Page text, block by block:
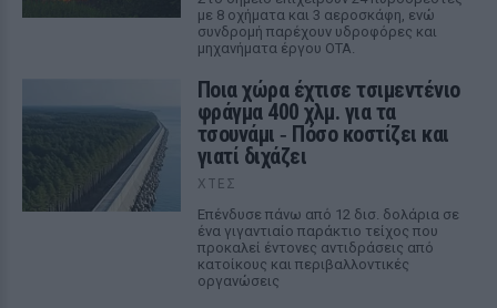
με 8 οχήματα και 3 αεροσκάφη, ενώ
συνδρομή παρέχουν υδροφόρες και
μηχανήματα έργου ΟΤΑ.
Ποια χώρα έχτισε τσιμεντένιο
φράγμα 400 χλμ. για τα
τσουνάμι ‑ Πόσο κοστίζει και
γιατί διχάζει
ΧΤΕΣ
Επένδυσε πάνω από 12 δισ. δολάρια σε
ένα γιγαντιαίο παράκτιο τείχος που
προκαλεί έντονες αντιδράσεις από
κατοίκους και περιβαλλοντικές
οργανώσεις